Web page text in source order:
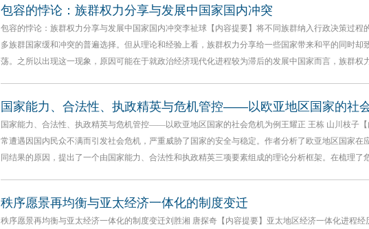
包容的悖论：族群权力分享与发展中国家国内冲突
包容的悖论：族群权力分享与发展中国家国内冲突李祉球【内容提要】将不同族群纳入行政决策过程
多族群国家缓和冲突的普遍选择。但从理论和经验上看，族群权力分享给一些国家带来和平的同时却
荡。之所以出现这一现象，原因可能在于就政治经济现代化进程较为滞后的发展中国家而言，族群权
国家能力、合法性、执政精英与危机管控——以欧亚地区国家的社
国家能力、合法性、执政精英与危机管控——以欧亚地区国家的社会危机为例王耀正 王栋 山川枝子
常遭遇因国内民众不满而引发社会危机，严重威胁了国家的安全与稳定。作者分析了欧亚地区国家在
同结果的原因，提出了一个由国家能力、合法性和执政精英三项要素组成的理论分析框架。在梳理了
秩序愿景再均衡与亚太经济一体化的制度变迁
秩序愿景再均衡与亚太经济一体化的制度变迁刘胜湘 唐探奇【内容提要】亚太地区经济一体化进程经